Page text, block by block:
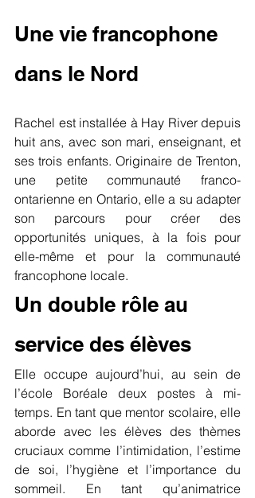
Une vie francophone
dans le Nord
Rachel est installée à Hay River depuis
huit ans, avec son mari, enseignant, et
ses trois enfants. Originaire de Trenton,
une petite communauté franco-
ontarienne en Ontario, elle a su adapter
son parcours pour créer des
opportunités uniques, à la fois pour
elle-même et pour la communauté
francophone locale.
Un double rôle au
service des élèves
Elle occupe aujourd’hui, au sein de
l’école Boréale deux postes à mi-
temps. En tant que mentor scolaire, elle
aborde avec les élèves des thèmes
cruciaux comme l’intimidation, l’estime
de soi, l’hygiène et l’importance du
sommeil. En tant qu’animatrice